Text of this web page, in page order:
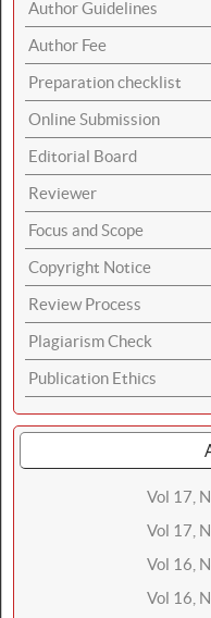
Author Guidelines
Author Fee
Preparation checklist
Online Submission
Editorial Board
Reviewer
Focus and Scope
Copyright Notice
Review Process
Plagiarism Check
Publication Ethics
Vol 17,
Vol 17,
Vol 16,
Vol 16,